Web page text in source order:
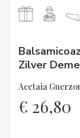
Zilver
Acetaia
€ 26,80